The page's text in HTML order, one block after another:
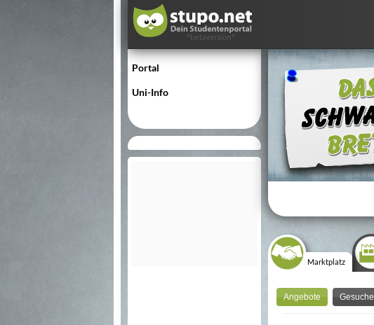
Portal
Uni-Info
Marktplatz
Angebote Gesuche